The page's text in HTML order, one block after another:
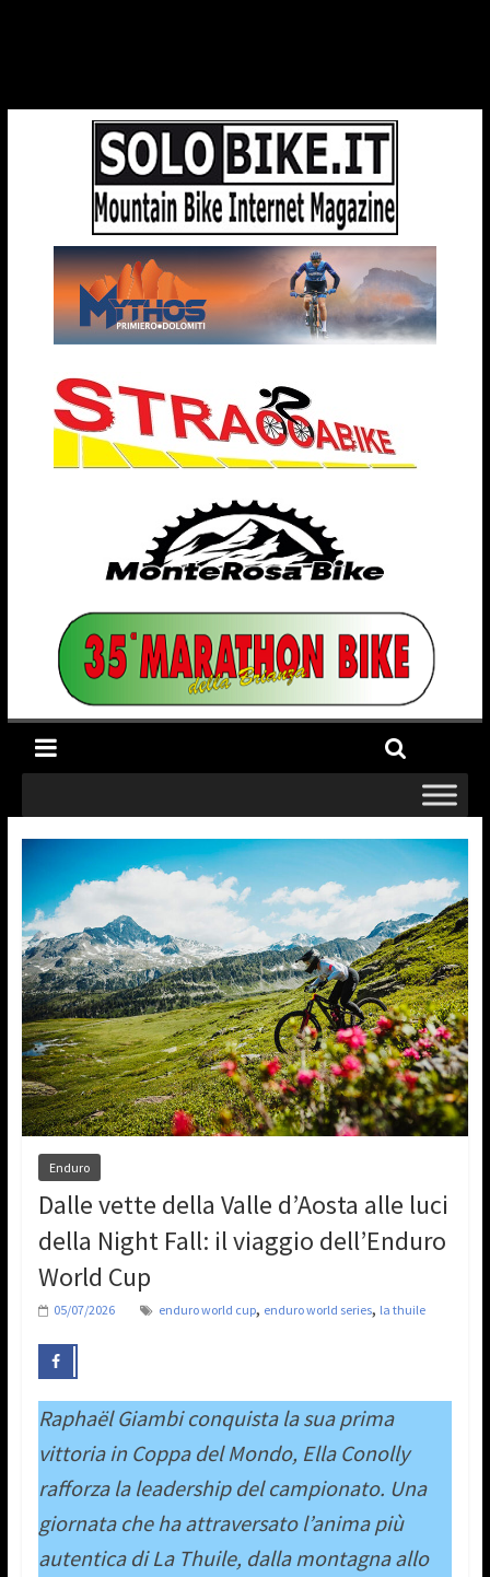
Enduro
Dalle vette della Valle d’Aosta alle luci
della Night Fall: il viaggio dell’Enduro
World Cup
05/07/2026 enduro world cup, enduro world series, la thuile
Raphaël Giambi conquista la sua prima
vittoria in Coppa del Mondo, Ella Conolly
rafforza la leadership del campionato. Una
giornata che ha attraversato l’anima più
autentica di La Thuile, dalla montagna allo